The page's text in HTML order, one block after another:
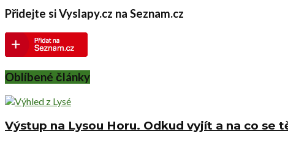
Přidejte si Vyslapy.cz na Seznam.cz
Oblíbené články
Výstup na Lysou Horu. Odkud vyjít a na co se